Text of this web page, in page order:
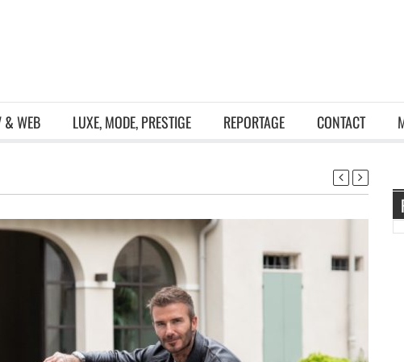
& WEB LUXE, MODE, PRESTIGE REPORTAGE CONTACT